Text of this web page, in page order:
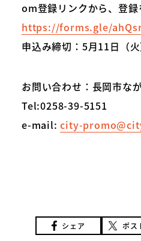
om登録リンクから、登録
https://forms.gle/
申込み締切：5月11日（
お問い合わせ：長岡市な
Tel:0258-39-5151
e-mail:city-
シェア ポス